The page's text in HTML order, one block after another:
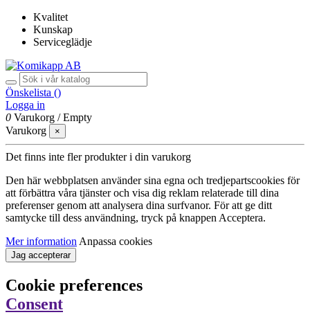
Kvalitet
Kunskap
Serviceglädje
Önskelista ()
Logga in
0 Varukorg /Empty
Varukorg
×
Det finns inte fler produkter i din varukorg
Den här webbplatsen använder sina egna och tredjepartscookies för
att förbättra våra tjänster och visa dig reklam relaterade till dina
preferenser genom att analysera dina surfvanor. För att ge ditt
samtycke till dess användning, tryck på knappen Acceptera.
Mer information Anpassa cookies
Jag accepterar
Cookie preferences
Consent